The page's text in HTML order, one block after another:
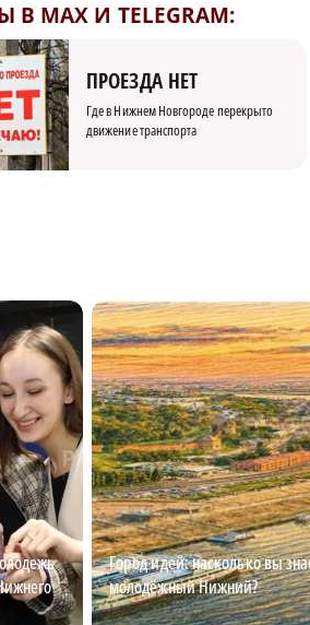
И TELEGRAM:
ПРОЕЗДА НЕТ
Где в Нижнем Новгороде перекрыто
движение транспорта
Город идей: насколько вы
молодёжный Нижний?